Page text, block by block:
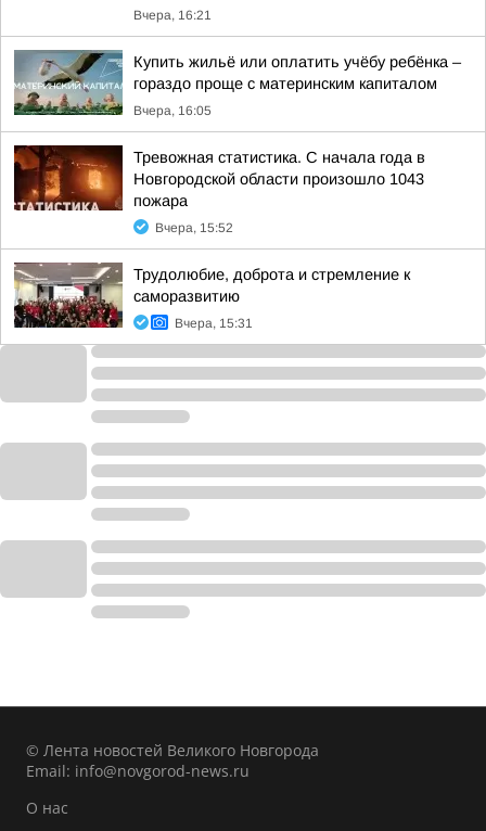
Вчера, 16:21
Купить жильё или оплатить учёбу ребёнка –
гораздо проще с материнским капиталом
Вчера, 16:05
Тревожная статистика. С начала года в
Новгородской области произошло 1043
пожара
Вчера, 15:52
Трудолюбие, доброта и стремление к
саморазвитию
Вчера, 15:31
© Лента новостей Великого Новгорода
Email: info@novgorod-news.ru
О нас